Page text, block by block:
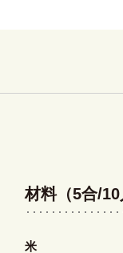
材料（5合/10
米